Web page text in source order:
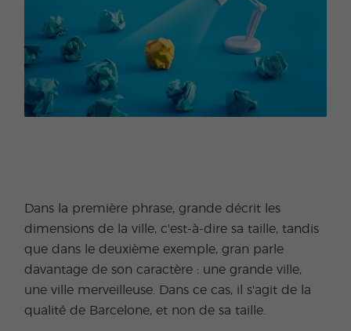
Dans la première phrase, grande décrit les
dimensions de la ville, c'est-à-dire sa taille, tandis
que dans le deuxième exemple, gran parle
davantage de son caractère : une grande ville,
une ville merveilleuse. Dans ce cas, il s'agit de la
qualité de Barcelone, et non de sa taille.